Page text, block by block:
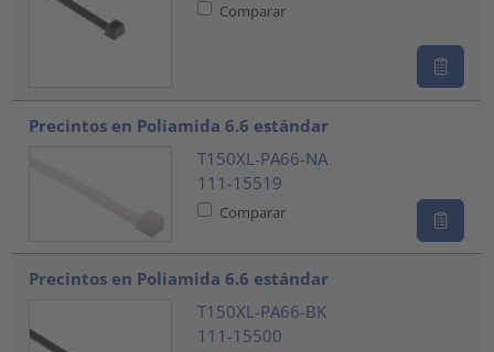
Comparar
Precintos en Poliamida 6.6 estándar
T150XL-PA66-NA
111-15519
Comparar
Precintos en Poliamida 6.6 estándar
T150XL-PA66-BK
111-15500